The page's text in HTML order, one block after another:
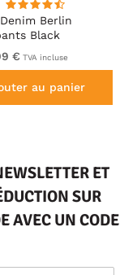
Berlin
Black
€ TVA incluse
au panier
ET
SUR
AVEC UN CODE